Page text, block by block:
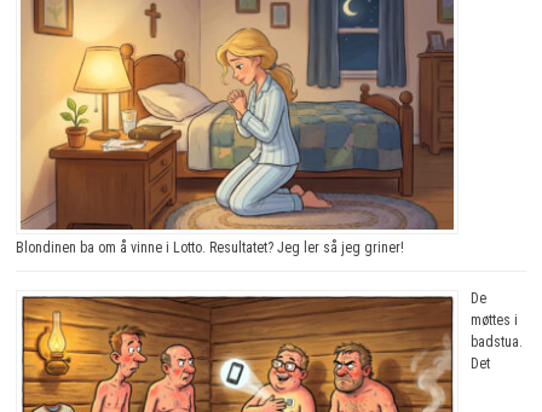
Blondinen ba om å vinne i Lotto. Resultatet? Jeg ler så jeg griner!
De
møttes i
badstua.
Det